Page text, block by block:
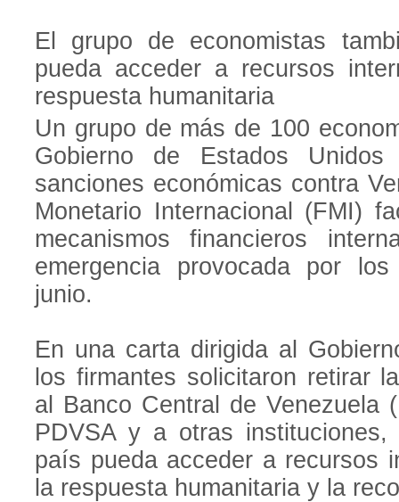
El grupo de economistas
pueda acceder a recursos
respuesta humanitaria
Un grupo de más de 100
Gobierno de Estados
sanciones económicas contra
Monetario Internacional (FMI)
mecanismos financieros
emergencia provocada por
junio.
En una carta dirigida al
los firmantes solicitaron retirar
al Banco Central de Venezuela
PDVSA y a otras
país pueda acceder a recursos
la respuesta humanitaria y la